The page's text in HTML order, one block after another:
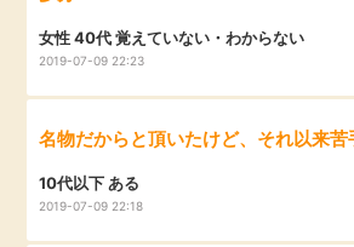
女性 40代 覚えていない・わからない
2019-07-09 22:23
名物だからと頂いたけど、それ以来苦
10代以下 ある
2019-07-09 22:18